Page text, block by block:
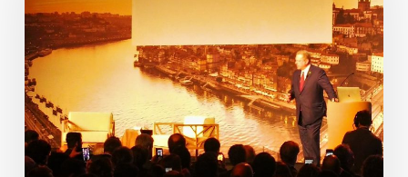
Leadership
avec
Al
Gore